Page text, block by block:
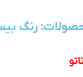
رنگ